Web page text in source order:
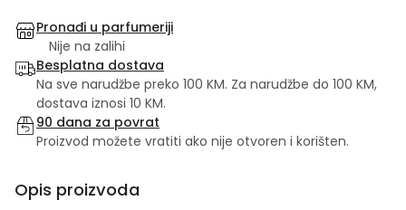
Pronađi u parfumeriji
Nije na zalihi
Besplatna dostava
Na sve narudžbe preko 100 KM. Za narudžbe do 100 KM,
dostava iznosi 10 KM.
90 dana za povrat
Proizvod možete vratiti ako nije otvoren i korišten.
Opis proizvoda